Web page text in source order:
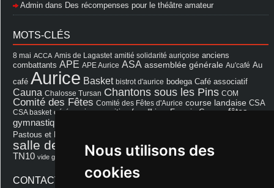
Nous utilisons des
cookies
Admin dans Des récompenses pour le théâtre amateur
MOTS-CLÉS
8 mai ACCA Amis de Lagastet amitié solidarité auriçoise anciens
combattants APE APE Aurice ASA assemblée générale Au'café Au
café Aurice Basket bistrot d'aurice bodega Café associatif
Cauna Chalosse Tursan Chantons sous les Pins COM
Comité des Fêtes Comité des Fêtes d'Aurice course landaise CSA
CSA basket cérémonie exposition feu d'hiver Francis Cazaux
fêtes
gymnastique volontaire
Pastous et Pastourettes
salle des fêtes salle des fêtes d'aurice Souprosse
TN10 vide grenier Voeux école
CONTACT MAIRIE